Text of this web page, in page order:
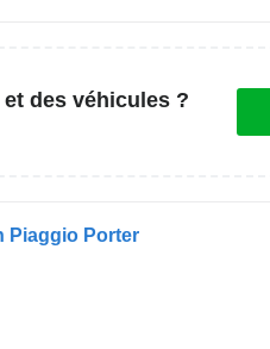
des véhicules ?
Piaggio Porter